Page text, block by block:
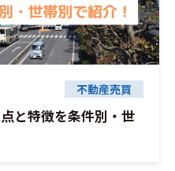
不動産売買
と特徴を条件別・世